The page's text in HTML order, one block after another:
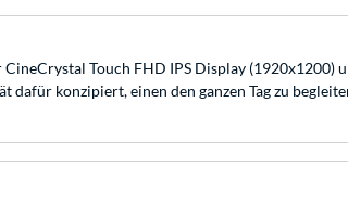
Touch FHD IPS Display (1920x1200)
dafür konzipiert, einen den ganzen Tag zu